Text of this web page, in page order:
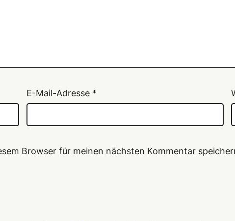
E-Mail-Adresse *
Browser für meinen nächsten Kommentar